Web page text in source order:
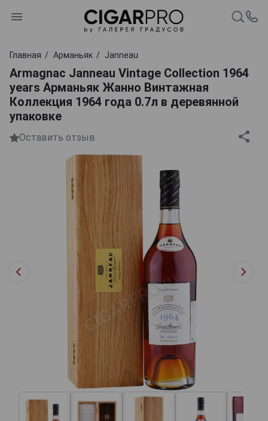
Главная Арманьяк Janneau
Armagnac Janneau Vintage Collection 1964
years Арманьяк Жанно Винтажная
Коллекция 1964 года 0.7л в деревянной
упаковке
Оставить отзыв